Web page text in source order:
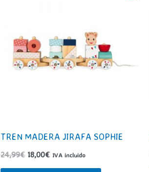
TREN MADERA JIRAFA SOPHIE
24,99€ El
18,00€ElIVA incluido